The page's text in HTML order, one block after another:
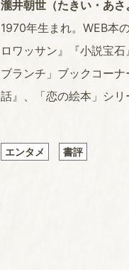
瀧井朝世（たきい・あさ
1970年生まれ。WEB本
ロワッサン』『小説宝
ブランチ」ブックコー
話』、「恋の絵本」シ
エンタメ 書評